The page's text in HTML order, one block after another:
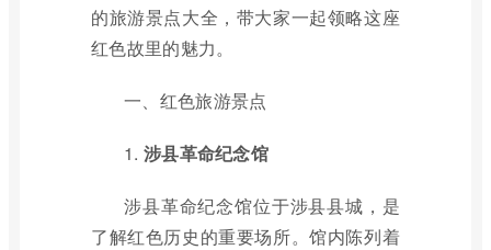
的旅游景点大全，带大家一起领略这座
红色故里的魅力。
一、红色旅游景点
1. 涉县革命纪念馆
涉县革命纪念馆位于涉县县城，是
了解红色历史的重要场所。馆内陈列着